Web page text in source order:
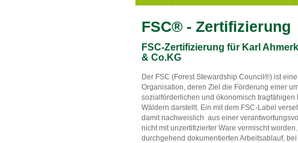
FSC® - Zertifizierung
FSC-Zertifizierung für Karl
& Co.KG
Der FSC (Forest Stewardship Council®) ist
Organisation, deren Ziel die Förderung einer
sozialförderlichen und ökonomisch tragfähigen
Wäldern darstellt. Ein mit dem FSC-Label
damit nachweislich aus einer
nicht mit unzertifizierter Ware vermischt
durchgehend dokumentierten Arbeitsablauf,